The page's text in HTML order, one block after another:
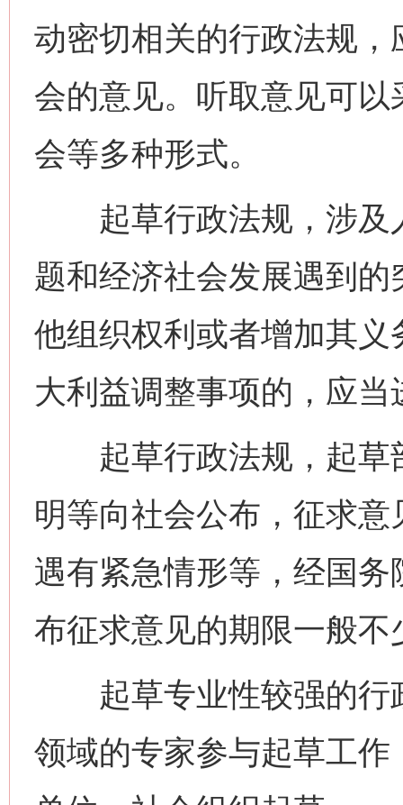
动密切相关的行政法规
会的意见。听取意见可
会等多种形式。
起草行政法规，涉及
题和经济社会发展遇到
他组织权利或者增加其
大利益调整事项的，应
起草行政法规，起草
明等向社会公布，征求
遇有紧急情形等，经国
布征求意见的期限一般不
起草专业性较强的行
领域的专家参与起草工